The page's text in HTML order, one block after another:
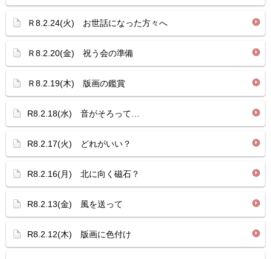
Ｒ8.2.24(火) お世話になった方々へ
Ｒ8.2.20(金) 祝う会の準備
Ｒ8.2.19(木) 版画の鑑賞
R8.2.18(水) 音がそろって…
R8.2.17(火) どれがいい？
R8.2.16(月) 北に向く磁石？
R8.2.13(金) 風を送って
R8.2.12(木) 版画に色付け